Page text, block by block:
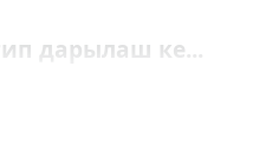
дарылаш ке...